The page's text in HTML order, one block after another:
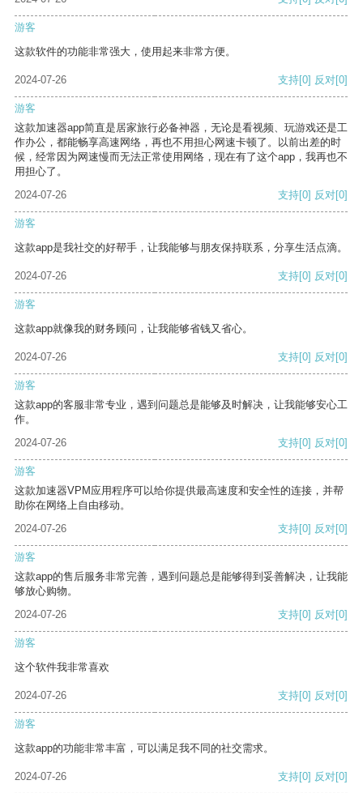
游客
这款软件的功能非常强大，使用起来非常方便。
2024-07-26 支持[0] 反对[0]
游客
这款加速器app简直是居家旅行必备神器，无论是看视频、玩游戏还是工
作办公，都能畅享高速网络，再也不用担心网速卡顿了。以前出差的时
候，经常因为网速慢而无法正常使用网络，现在有了这个app，我再也不
用担心了。
2024-07-26
支持[0] 反对[0]
游客
这款app是我社交的好帮手，让我能够与朋友保持联系，分享生活点滴。
2024-07-26 支持[0] 反对[0]
游客
这款app就像我的财务顾问，让我能够省钱又省心。
2024-07-26 支持[0] 反对[0]
游客
这款app的客服非常专业，遇到问题总是能够及时解决，让我能够安心工
作。
2024-07-26
支持[0] 反对[0]
游客
这款加速器VPM应用程序可以给你提供最高速度和安全性的连接，并帮
助你在网络上自由移动。
2024-07-26
支持[0] 反对[0]
游客
这款app的售后服务非常完善，遇到问题总是能够得到妥善解决，让我能
够放心购物。
2024-07-26
支持[0] 反对[0]
游客
这个软件我非常喜欢
2024-07-26 支持[0] 反对[0]
游客
这款app的功能非常丰富，可以满足我不同的社交需求。
2024-07-26 支持[0] 反对[0]